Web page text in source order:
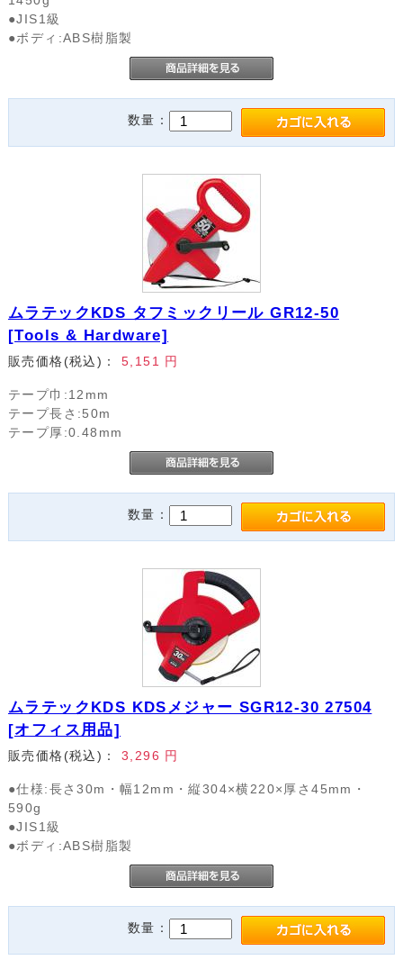
●JIS1級
●ボディ:ABS樹脂製
数量：
ムラテックKDS タフミックリール GR12-50
[Tools & Hardware]
販売価格(税込)： 5,151 円
テープ巾:12mm
テープ長さ:50m
テープ厚:0.48mm
数量：
ムラテックKDS KDSメジャー SGR12-30 27504
[オフィス用品]
販売価格(税込)： 3,296 円
●仕様:長さ30m・幅12mm・縦304×横220×厚さ45mm・
590g
●JIS1級
●ボディ:ABS樹脂製
数量：